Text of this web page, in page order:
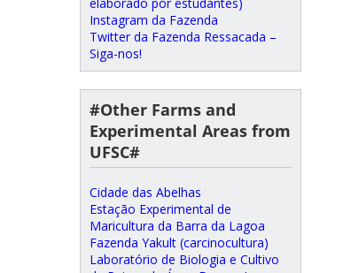
Instagram da Fazenda
Twitter da Fazenda Ressacada –
Siga-nos!
#Other Farms and
Experimental Areas from
UFSC#
Cidade das Abelhas
Estação Experimental de
Maricultura da Barra da Lagoa
Fazenda Yakult (carcinocultura)
Laboratório de Biologia e Cultivo